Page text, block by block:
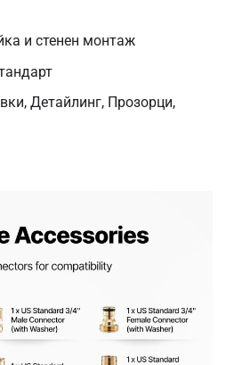
и стенен монтаж
Детайлинг, Прозорци,